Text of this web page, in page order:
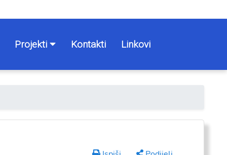
Projekti Kontakti Linkovi